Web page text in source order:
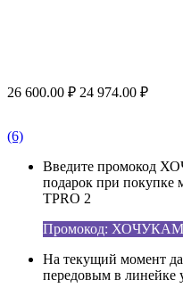
26 600.00 ₽ 24 974.00 ₽
(6)
Введите промокод
подарок при покупке
TPRO 2
Промокод:
На текущий момент
передовым в линейке